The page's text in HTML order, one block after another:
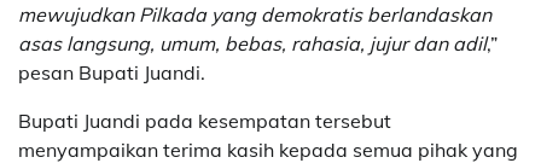
mewujudkan Pilkada yang demokratis berlandaskan
asas langsung, umum, bebas, rahasia, jujur dan adil,”
pesan Bupati Juandi.
Bupati Juandi pada kesempatan tersebut
menyampaikan terima kasih kepada semua pihak yang